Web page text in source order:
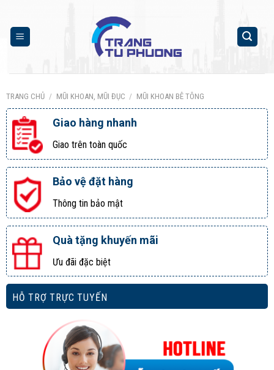
content
TRANG CHỦ / MŨI KHOAN, MŨI ĐỤC / MŨI KHOAN BÊ TÔNG
Giao hàng nhanh
Giao trên toàn quốc
Bảo vệ đặt hàng
Thông tin bảo mật
Quà tặng khuyến mãi
Ưu đãi đặc biệt
HỖ TRỢ TRỰC TUYẾN